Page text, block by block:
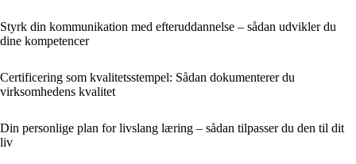
Styrk din kommunikation med efteruddannelse – sådan udvikler du
dine kompetencer
Certificering som kvalitetsstempel: Sådan dokumenterer du
virksomhedens kvalitet
Din personlige plan for livslang læring – sådan tilpasser du den til dit
liv